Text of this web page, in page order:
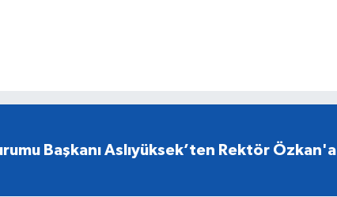
Başkanı Aslıyüksek’ten Rektör Özkan'a